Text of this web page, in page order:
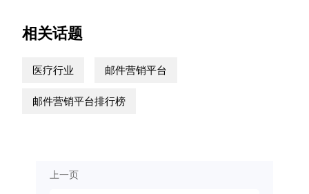
相关话题
医疗行业 邮件营销平台
邮件营销平台排行榜
上一页